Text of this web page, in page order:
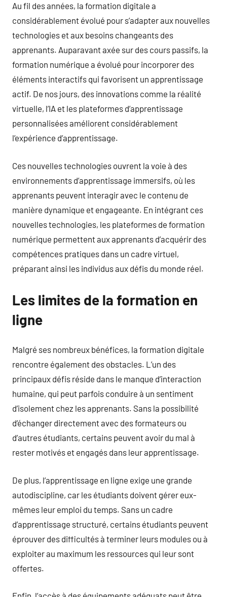
Au fil des années, la formation digitale a
considérablement évolué pour s’adapter aux nouvelles
technologies et aux besoins changeants des
apprenants. Auparavant axée sur des cours passifs, la
formation numérique a évolué pour incorporer des
éléments interactifs qui favorisent un apprentissage
actif. De nos jours, des innovations comme la réalité
virtuelle, l’IA et les plateformes d’apprentissage
personnalisées améliorent considérablement
l’expérience d’apprentissage.
Ces nouvelles technologies ouvrent la voie à des
environnements d’apprentissage immersifs, où les
apprenants peuvent interagir avec le contenu de
manière dynamique et engageante. En intégrant ces
nouvelles technologies, les plateformes de formation
numérique permettent aux apprenants d’acquérir des
compétences pratiques dans un cadre virtuel,
préparant ainsi les individus aux défis du monde réel.
Les limites de la formation en
ligne
Malgré ses nombreux bénéfices, la formation digitale
rencontre également des obstacles. L’un des
principaux défis réside dans le manque d’interaction
humaine, qui peut parfois conduire à un sentiment
d’isolement chez les apprenants. Sans la possibilité
d’échanger directement avec des formateurs ou
d’autres étudiants, certains peuvent avoir du mal à
rester motivés et engagés dans leur apprentissage.
De plus, l’apprentissage en ligne exige une grande
autodiscipline, car les étudiants doivent gérer eux-
mêmes leur emploi du temps. Sans un cadre
d’apprentissage structuré, certains étudiants peuvent
éprouver des difficultés à terminer leurs modules ou à
exploiter au maximum les ressources qui leur sont
offertes.